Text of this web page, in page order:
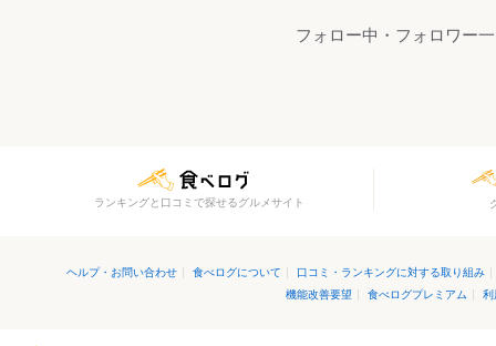
フォロー中・フォロワー
ランキングと口コミで探せるグルメサイト
ヘルプ・お問い合わせ | 食べログについて | 口コミ・ランキングに対する取り組み |
機能改善要望 | 食べログプレミアム |